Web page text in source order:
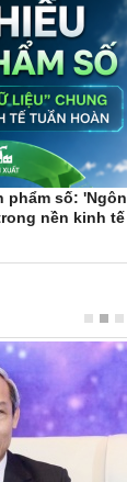
phẩm số: 'Ngôn
nền kinh tế